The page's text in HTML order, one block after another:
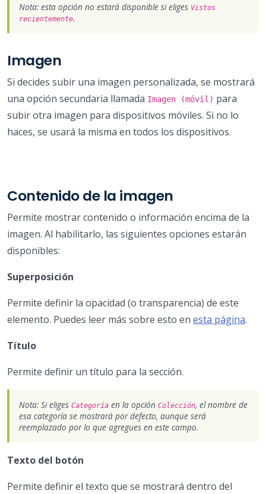
Nota: esta opción no estará disponible si eliges Vistos
recientemente.
Imagen
Si decides subir una imagen personalizada, se mostrará
una opción secundaria llamada Imagen (móvil) para
subir otra imagen para dispositivos móviles. Si no lo
haces, se usará la misma en todos los dispositivos.
Contenido de la imagen
Permite mostrar contenido o información encima de la
imagen. Al habilitarlo, las siguientes opciones estarán
disponibles:
Superposición
Permite definir la opacidad (o transparencia) de este
elemento. Puedes leer más sobre esto en esta página.
Título
Permite definir un título para la sección.
Nota: Si eliges Categoría en la opción Colección, el nombre de
esa categoría se mostrará por defecto, aunque será
reemplazado por lo que agregues en este campo.
Texto del botón
Permite definir el texto que se mostrará dentro del